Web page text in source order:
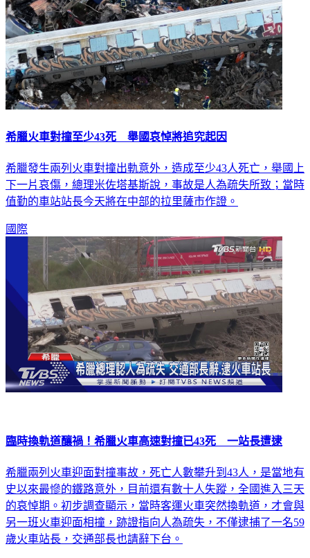
希臘火車對撞至少43死 舉國哀悼將追究起因
希臘發生兩列火車對撞出軌意外，造成至少43人死亡，舉國上
下一片哀傷，總理米佐塔基斯說，事故是人為疏失所致；當時
值勤的車站站長今天將在中部的拉里薩市作證。
國際
臨時換軌道釀禍！希臘火車高速對撞已43死 一站長遭逮
希臘兩列火車迎面對撞事故，死亡人數攀升到43人，是當地有
史以來最慘的鐵路意外，目前還有數十人失蹤，全國進入三天
的哀悼期。初步調查顯示，當時客運火車突然換軌道，才會與
另一班火車迎面相撞，跡證指向人為疏失，不僅逮捕了一名59
歲火車站長，交通部長也請辭下台。